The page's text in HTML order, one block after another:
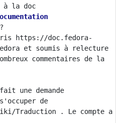
https://doc.fedora-
et soumis à relecture
commentaires de la
une demande
de
Traduction . Le compte a